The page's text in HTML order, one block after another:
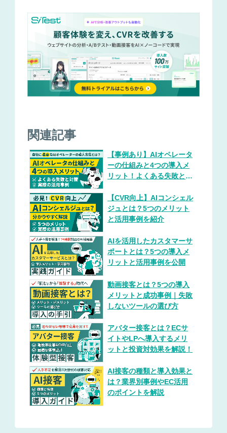
関連記事
【事例あり】AIオペレータ
ーの仕組みと4つの導入メ
リット！よくある失敗と対
【CVR向上】AIコンシェル
ジュとは？5つのメリット
と活用事例を紹介
AIを活用したカスタマーサ
ポートとは？5つの導入メ
リットと活用事例を公開
動画接客とは？5つの導入
メリットと成功事例｜失敗
しないツールの選び方
アバター接客とは？ECサ
イトやLPへ導入するメリ
ットと投資対効果を解説！
AI接客の種類と導入効果と
は？業界別事例やEC活用
のポイントを解説